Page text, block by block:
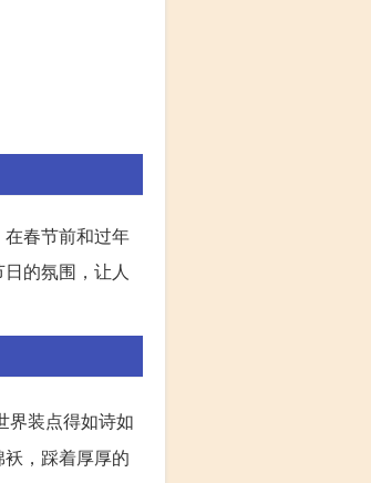
春节前和过年
的氛围，让人
界装点得如诗如
，踩着厚厚的